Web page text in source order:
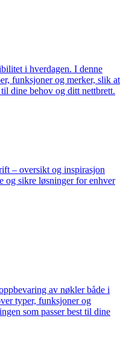
i hverdagen. I denne
funksjoner og merker, slik at
dine behov og ditt nettbrett.
– oversikt og inspirasjon
og sikre løsninger for enhver
av nøkler både i
typer, funksjoner og
som passer best til dine